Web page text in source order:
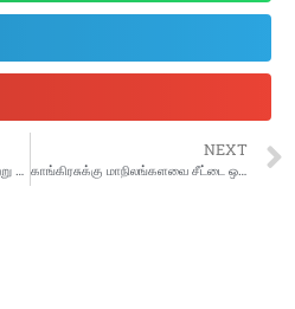
திருக்குறள் உண்மை உரையும் வரலாற்று ஆதாரங்களும்
NEXT
காங்கிரசுக்கு மாநிலங்களவை சீட்டை ஒதுக்கியது தவெக